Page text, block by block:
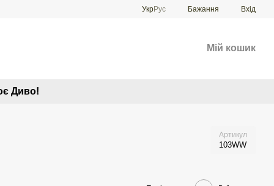
УкрРус Бажання Вхід
Мій кошик
Диво!
Артикул
103WW